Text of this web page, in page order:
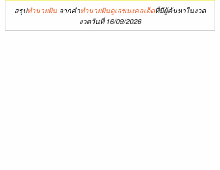
สรุปทำนายฝัน จากคำทำนายฝันดูเลขมงคลเด็ดที่มีผู้ค้นหาในงวด
งวดวันที่ 16/09/2026